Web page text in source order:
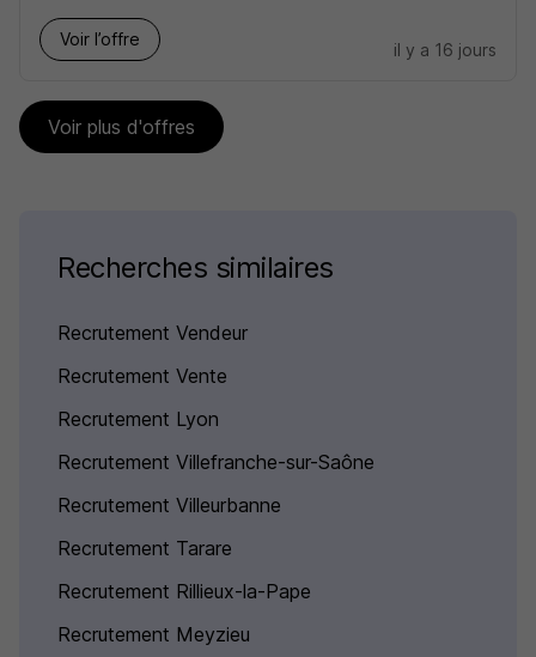
Voir l’offre
il y a 16 jours
Voir plus d'offres
Recherches similaires
Recrutement Vendeur
Recrutement Vente
Recrutement Lyon
Recrutement Villefranche-sur-Saône
Recrutement Villeurbanne
Recrutement Tarare
Recrutement Rillieux-la-Pape
Recrutement Meyzieu